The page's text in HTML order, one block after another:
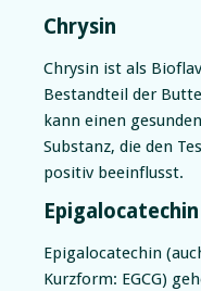
Chrysin
Chrysin ist als
Bestandteil der
kann einen
Substanz, die den
positiv beeinflusst.
Epigalocatechin
Epigalocatechin
Kurzform: EGCG)